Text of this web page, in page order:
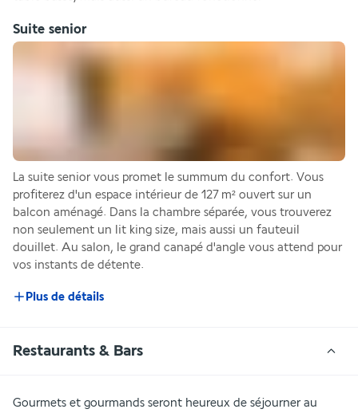
Suite senior
La suite senior vous promet le summum du confort. Vous
profiterez d'un espace intérieur de 127 m² ouvert sur un
balcon aménagé. Dans la chambre séparée, vous trouverez
non seulement un lit king size, mais aussi un fauteuil
douillet. Au salon, le grand canapé d'angle vous attend pour
vos instants de détente.
Plus de détails
Restaurants & Bars
Gourmets et gourmands seront heureux de séjourner au